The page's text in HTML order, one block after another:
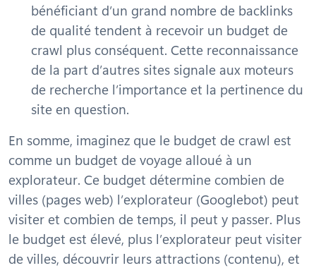
bénéficiant d’un grand nombre de backlinks
de qualité tendent à recevoir un budget de
crawl plus conséquent. Cette reconnaissance
de la part d’autres sites signale aux moteurs
de recherche l’importance et la pertinence du
site en question.
En somme, imaginez que le budget de crawl est
comme un budget de voyage alloué à un
explorateur. Ce budget détermine combien de
villes (pages web) l’explorateur (Googlebot) peut
visiter et combien de temps, il peut y passer. Plus
le budget est élevé, plus l’explorateur peut visiter
de villes, découvrir leurs attractions (contenu), et